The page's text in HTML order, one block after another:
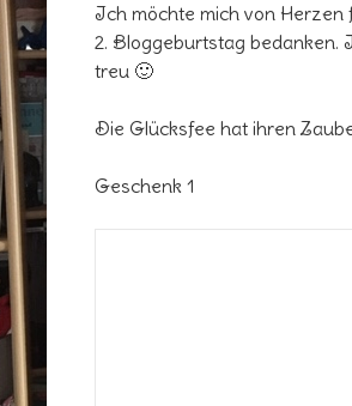
Ich möchte mich von Herzen
2. Bloggeburtstag bedanken.
treu 🙂
Die Glücksfee hat ihren
Geschenk 1